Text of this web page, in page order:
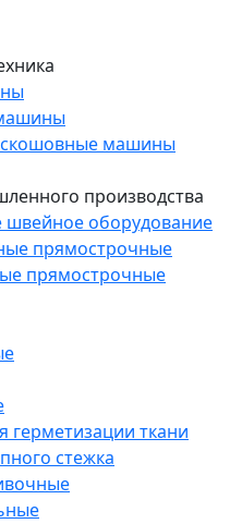
машины
производства
оборудование
прямострочные
прямострочные
ткани
стежка